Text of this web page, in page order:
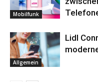
Mobilfunk
Allgemein
Lidl